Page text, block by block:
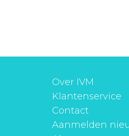
Over IVM
Klantenservice
Contact
Aanmelden